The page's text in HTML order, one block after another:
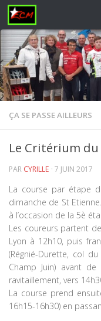
Skip to content
ÇA SE PASSE AILLEURS
Le Critérium
PAR CYRILLE · 7 JUIN 2017
La course par étape
dimanche de St
à l’occasion de la 5è
Les coureurs partent
Lyon à 12h10, puis
(Régnié-Durette, col
Champ Juin) avant
ravitaillement, vers
La course prend
16h15-16h30) en